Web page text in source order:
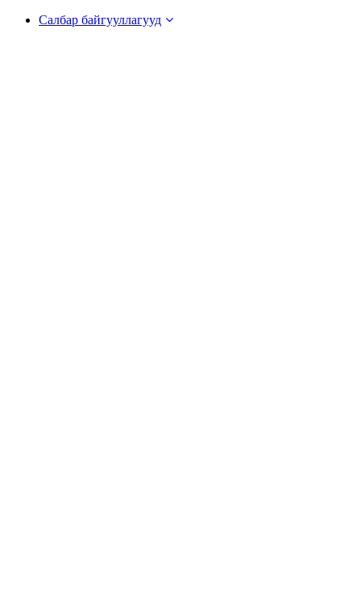
Салбар байгууллагууд